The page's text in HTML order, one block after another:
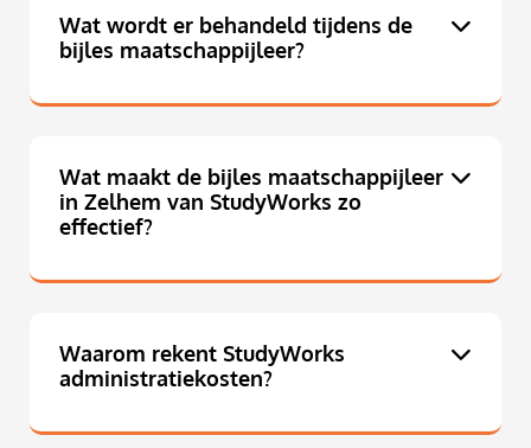
Wat wordt er behandeld tijdens de
bijles maatschappijleer?
Wat maakt de bijles maatschappijleer
in Zelhem van StudyWorks zo
effectief?
Waarom rekent StudyWorks
administratiekosten?